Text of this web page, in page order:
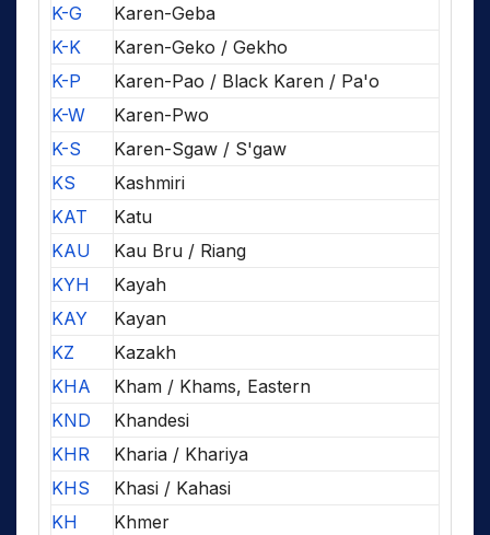
K-G
Karen-Geba
K-K
Karen-Geko / Gekho
K-P
Karen-Pao / Black Karen / Pa'o
K-W
Karen-Pwo
K-S
Karen-Sgaw / S'gaw
KS
Kashmiri
KAT
Katu
KAU
Kau Bru / Riang
KYH
Kayah
KAY
Kayan
KZ
Kazakh
KHA
Kham / Khams, Eastern
KND
Khandesi
KHR
Kharia / Khariya
KHS
Khasi / Kahasi
KH
Khmer